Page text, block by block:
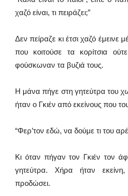
χαζό είναι, τι πειράζει;”
Δεν πείραζε κι έτσι χαζό έμεινε
που κοιτούσε τα κορίτσια
φούσκωναν τα βυζιά τους.
Η μάνα πήγε στη γητεύτρα του
ήταν ο Γκιέν από εκείνους που
“Φερ’τον εδώ, να δούμε τι του
Κι όταν πήγαν τον Γκιέν τον
γητεύτρα. Χήρα ήταν
προδώσει.